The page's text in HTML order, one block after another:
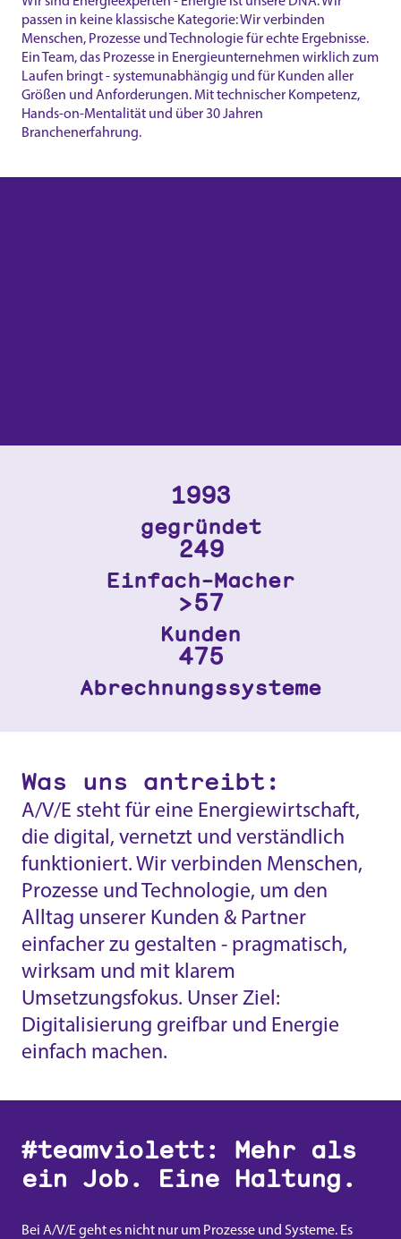
passen in keine klassische Kategorie: Wir verbinden
Menschen, Prozesse und Technologie für echte Ergebnisse.
Ein Team, das Prozesse in Energieunternehmen wirklich zum
Laufen bringt - systemunabhängig und für Kunden aller
Größen und Anforderungen. Mit technischer Kompetenz,
Hands-on-Mentalität und über 30 Jahren
Branchenerfahrung.
1993
gegründet
250
Einfach-Macher
>60
Kunden
∞
Abrechnungssysteme
Was uns antreibt:
A/V/E steht für eine Energiewirtschaft,
die digital, vernetzt und verständlich
funktioniert. Wir verbinden Menschen,
Prozesse und Technologie, um den
Alltag unserer Kunden & Partner
einfacher zu gestalten - pragmatisch,
wirksam und mit klarem
Umsetzungsfokus. Unser Ziel:
Digitalisierung greifbar und Energie
einfach machen.
#teamviolett: Mehr als
ein Job. Eine Haltung.
Bei A/V/E geht es nicht nur um Prozesse und Systeme. Es